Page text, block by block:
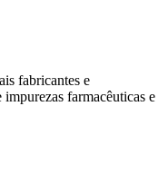
fabricantes e
farmacêuticas e